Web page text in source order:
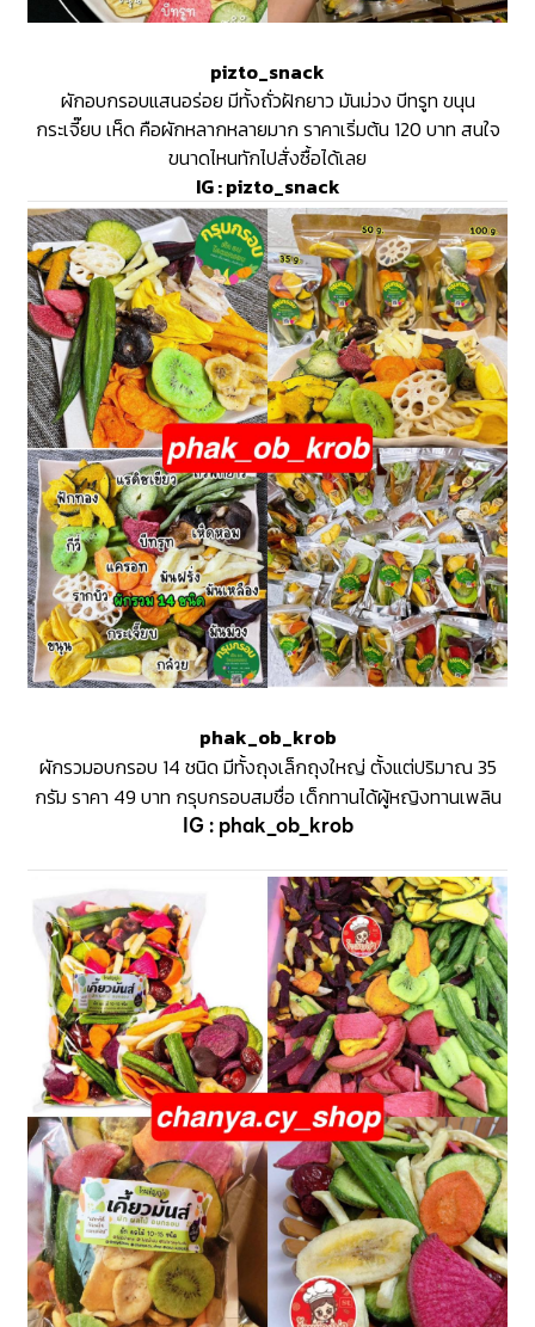
pizto_snack
ผักอบกรอบแสนอร่อย มีทั้งถั่วฝักยาว มันม่วง บีทรูท ขนุน
กระเจี๊ยบ เห็ด คือผักหลากหลายมาก ราคาเริ่มต้น 120 บาท สนใจ
ขนาดไหนทักไปสั่งซื้อได้เลย
IG :pizto_snack
phak_ob_krob
ผักรวมอบกรอบ 14 ชนิด มีทั้งถุงเล็กถุงใหญ่ ตั้งแต่ปริมาณ 35
กรัม ราคา 49 บาท กรุบกรอบสมชื่อ เด็กทานได้ผู้หญิงทานเพลิน
IG : phak_ob_krob